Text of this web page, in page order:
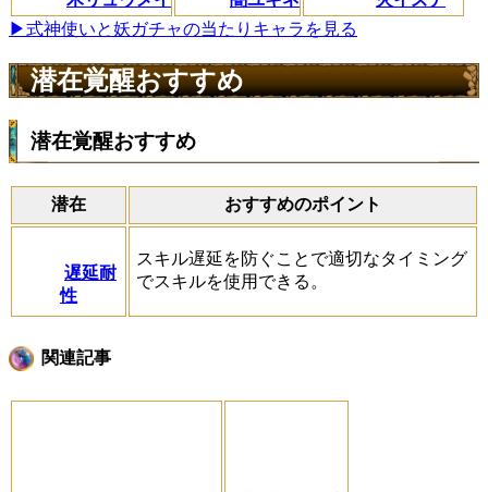
▶式神使いと妖ガチャの当たりキャラを見る
潜在覚醒おすすめ
潜在覚醒おすすめ
潜在 おすすめのポイント
遅延耐
性
スキル遅延を防ぐことで適切なタイミング
でスキルを使用できる。
関連記事